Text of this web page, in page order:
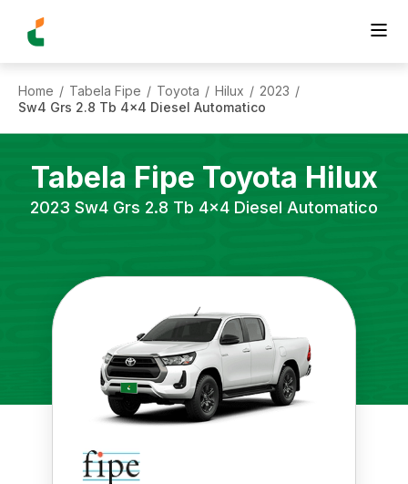
Home / Tabela Fipe / Toyota / Hilux / 2023 /
Sw4 Grs 2.8 Tb 4x4 Diesel Automatico
Tabela Fipe Toyota Hilux
2023 Sw4 Grs 2.8 Tb 4x4 Diesel Automatico